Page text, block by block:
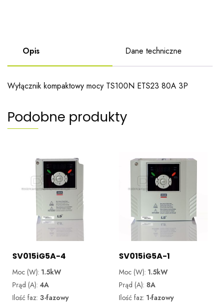
Opis Dane techniczne
Wyłącznik kompaktowy mocy TS100N ETS23 80A 3P
Podobne produkty
SV015iG5A-4
Moc (W): 1.5kW
Prąd (A): 4A
Ilość faz: 3-fazowy
SV015iG5A-1
Moc (W):1.5kW
Prąd (A): 8A
Ilość faz:1-fazowy